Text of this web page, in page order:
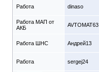
Работа dinaso
Работа МАП от
АКБ
AVTOMAT63
Работа ШНС Андрей13
Работа sergej24